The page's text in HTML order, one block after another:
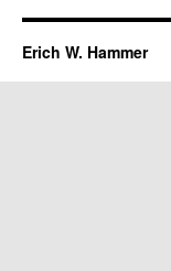
Erich W. Hammer